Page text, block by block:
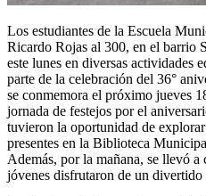
Los estudiantes de la Escuela
Ricardo Rojas al 300, en el barrio
este lunes en diversas actividades
parte de la celebración del 36°
se conmemora el próximo jueves
jornada de festejos por el
tuvieron la oportunidad de
presentes en la Biblioteca
Además, por la mañana, se llevó
jóvenes disfrutaron de un divertido